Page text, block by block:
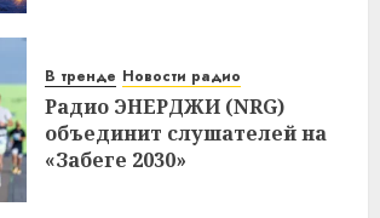
В тренде Новости радио
Радио ЭНЕРДЖИ (NRG)
объединит слушателей на
«Забеге 2030»